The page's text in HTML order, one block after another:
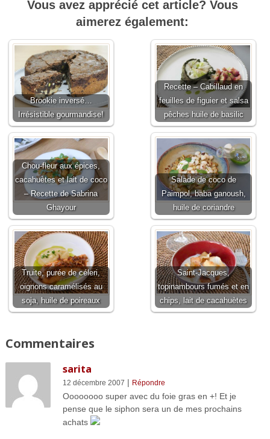
Vous avez apprécié cet article? Vous
aimerez également:
Brookie inversé…
Irrésistible gourmandise!
Recette – Cabillaud en
feuilles de figuier et salsa
pêches huile de basilic
Chou-fleur aux épices,
cacahuètes et lait de coco
– Recette de Sabrina
Ghayour
Salade de coco de
Paimpol, baba ganoush,
huile de coriandre
Truite, purée de céleri,
oignons caramélisés au
soja, huile de poireaux
Saint-Jacques,
topinambours fumés et en
chips, lait de cacahuètes
Commentaires
sarita
12 décembre 2007 | Répondre
Oooooooo super avec du foie gras en +! Et je
pense que le siphon sera un de mes prochains
achats